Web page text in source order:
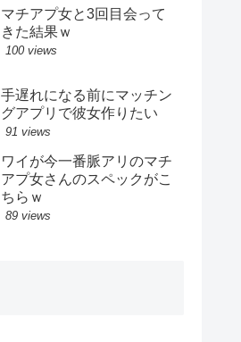
マチアプ女と3回目会って
きた結果ｗ
100 views
手遅れになる前にマッチン
グアプリで彼女作りたい
91 views
ワイが今一番脈アリのマチ
アプ女さんのスペックがこ
ちらｗ
89 views